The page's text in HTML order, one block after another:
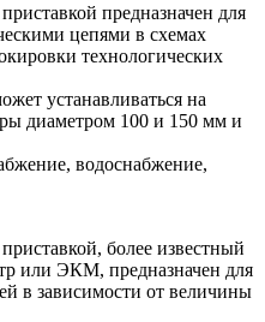
предназначен для
цепями в схемах
технологических
устанавливаться на
диаметром 100 и 150 мм и
водоснабжение,
более известный
или ЭКМ, предназначен для
в зависимости от величины